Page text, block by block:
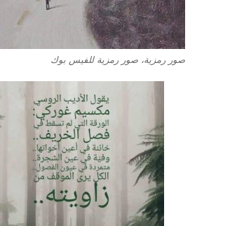
صور رمزية، صور رمزية للفيس بوك